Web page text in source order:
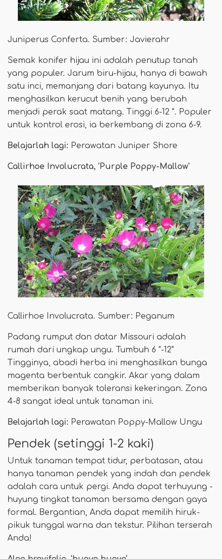
Juniperus Conferta. Sumber: Javierahr
Semak konifer hijau ini adalah penutup tanah
yang populer. Jarum biru-hijau, hanya di bawah
satu inci, memanjang dari batang kayunya. Itu
menghasilkan kerucut benih yang berubah
menjadi perak saat matang. Tinggi 6-12 ". Populer
untuk kontrol erosi, ia berkembang di zona 6-9.
Belajarlah lagi: Perawatan Juniper Shore
Callirhoe Involucrata, 'Purple Poppy-Mallow'
Callirhoe Involucrata. Sumber: Peganum
Padang rumput dan datar Missouri adalah
rumah dari ungkap ungu. Tumbuh 6 "-12"
Tingginya, abadi herba ini menghasilkan bunga
magenta berbentuk cangkir. Akar yang dalam
memberikan banyak toleransi kekeringan. Zona
4-8 sangat ideal untuk tanaman ini.
Belajarlah lagi: Perawatan Poppy-Mallow Ungu
Pendek (setinggi 1-2 kaki)
Untuk tanaman tempat tidur, perbatasan, atau
hanya tanaman pendek yang indah dan pendek
adalah cara untuk pergi. Anda dapat terhuyung -
huyung tingkat tanaman bersama dengan gaya
formal. Bergantian, Anda dapat memilih hiruk-
pikuk tunggal warna dan tekstur. Pilihan terserah
Anda!